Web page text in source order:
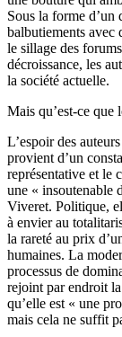
Sous la forme d’un
balbutiements avec
le sillage des
décroissance, les
la société actuelle.
Mais qu’est-ce que
L’espoir des
provient d’un
représentative et le
une « insoutenable
Viveret. Politique,
à envier au
la rareté au prix
humaines. La
processus de
rejoint par endroit
qu’elle est « une
mais cela ne suffit